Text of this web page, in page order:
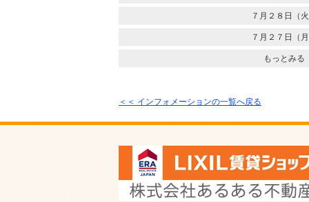
７月２８日（
７月２７日（
もっとみる
＜＜ インフォメーションの一覧へ戻る